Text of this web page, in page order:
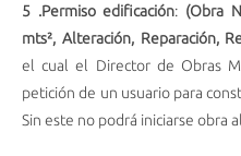
5 .Permiso edificación: (Obra
mts², Alteración, Reparación,
el cual el Director de Obras
petición de un usuario para
Sin este no podrá iniciarse obra